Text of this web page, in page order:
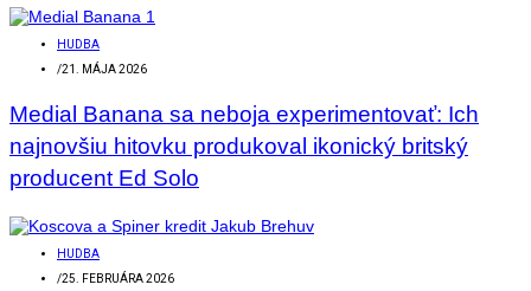
HUDBA
/21. MÁJA 2026
Medial Banana sa neboja experimentovať: Ich
najnovšiu hitovku produkoval ikonický britský
producent Ed Solo
HUDBA
/25. FEBRUÁRA 2026